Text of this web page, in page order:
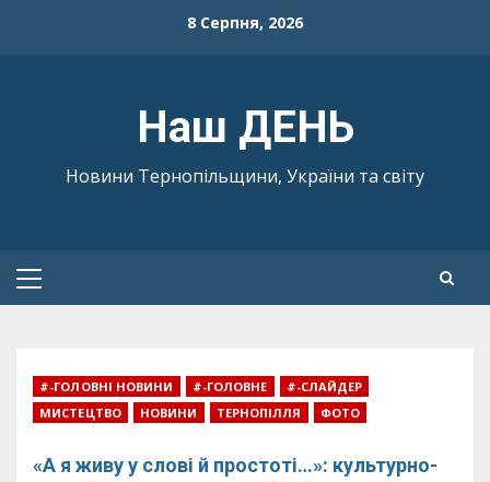
8 Серпня, 2026
Наш ДЕНЬ
Новини Тернопільщини, України та світу
Primary
#-ГОЛОВНІ НОВИНИ #-ГОЛОВНЕ
#-СЛАЙДЕР
МИСТЕЦТВО
НОВИНИ ТЕРНОПІЛЛЯ ФОТО
«А я живу у слові й простоті…»: культурно-